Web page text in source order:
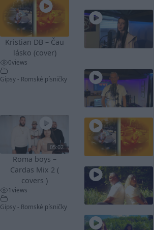
Kristian DB – Čau
lásko (cover)
0views
Gipsy - Romské písničky
05:02
Roma boys –
Cardas Mix 2 (
covers )
1views
Gipsy - Romské písničky